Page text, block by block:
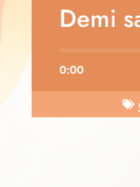
Demi
0:00